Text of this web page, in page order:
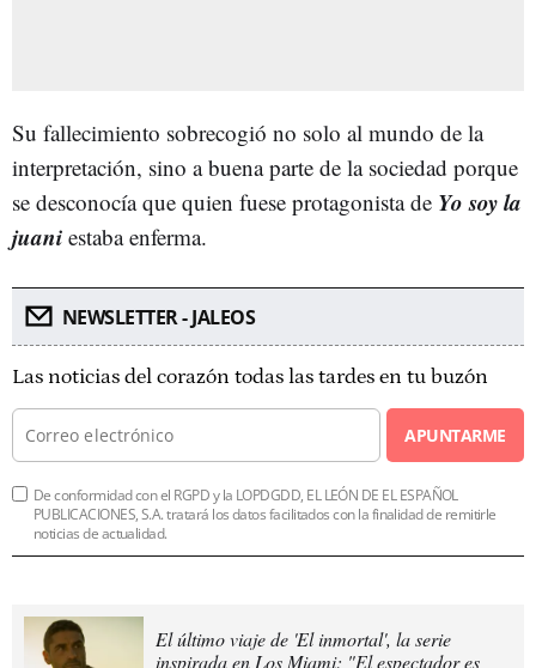
Su fallecimiento sobrecogió no solo al mundo de la
interpretación, sino a buena parte de la sociedad porque
se desconocía que quien fuese protagonista de Yo soy la
juani estaba enferma.
NEWSLETTER - JALEOS
Las noticias del corazón todas las tardes en tu buzón
APUNTARME
De conformidad con el RGPD y la LOPDGDD, EL LEÓN DE EL ESPAÑOL
PUBLICACIONES, S.A. tratará los datos facilitados con la finalidad de remitirle
noticias de actualidad.
El último viaje de 'El inmortal', la serie
inspirada en Los Miami: "El espectador es